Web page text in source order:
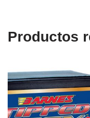
Productos